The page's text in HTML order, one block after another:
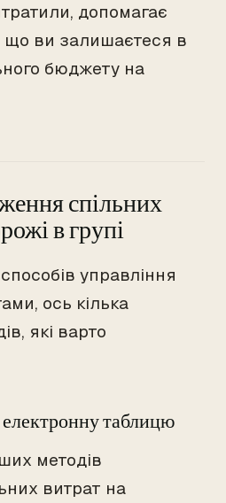
допомагає
що ви залишаєтеся в
бюджету на
спільних
в групі
управління
ось кілька
які варто
таблицю
методів
витрат на